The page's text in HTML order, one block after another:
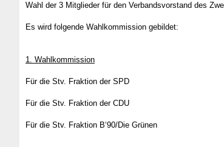
Wahl der 3 Mitglieder für den Verbandsvorstand des
Es wird folgende Wahlkommission gebildet:
1. Wahlkommission
Für die Stv. Fraktion der SPD Herr
Für die Stv. Fraktion der CDU Frau
Für die Stv. Fraktion B‘90/Die Grünen Herr
Frau Stv. Dr.